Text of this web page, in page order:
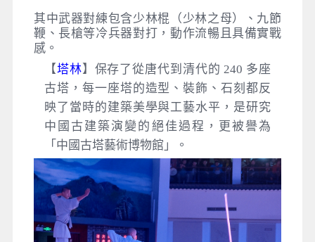
其中武器對練包含少林棍（少林之母）、九節
鞭、長槍等冷兵器對打，動作流暢且具備實戰
感。
【塔林】保存了從唐代到清代的 240 多座
古塔，每一座塔的造型、裝飾、石刻都反
映了當時的建築美學與工藝水平，是研究
中國古建築演變的絕佳過程，更被譽為
「中國古塔藝術博物館」。